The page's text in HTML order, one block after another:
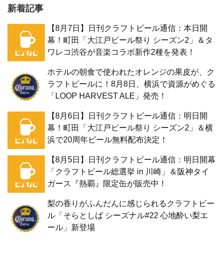
新着記事
【8月7日】日刊クラフトビール通信：本日開
幕！町田「大江戸ビール祭り シーズン2」＆タ
ワレコ渋谷が音楽コラボ新作2種を発表！
ホテルの朝食で使われたオレンジの果皮が、ク
ラフトビールに！8月8日、横浜で資源がめぐる
「LOOP HARVEST ALE」発売！
【8月6日】日刊クラフトビール通信：明日開
幕！町田「大江戸ビール祭り シーズン2」＆横
浜で20周年ビール無料配布決定！
【8月5日】日刊クラフトビール通信：明日開幕
「クラフトビール総選挙 in 川崎」＆阪神タイ
ガース『熱覇』限定缶が販売中！
梨の香りがふんだんに感じられるクラフトビー
ル「そらとしば シーズナル#22 心地酔い梨エ
ール」新登場